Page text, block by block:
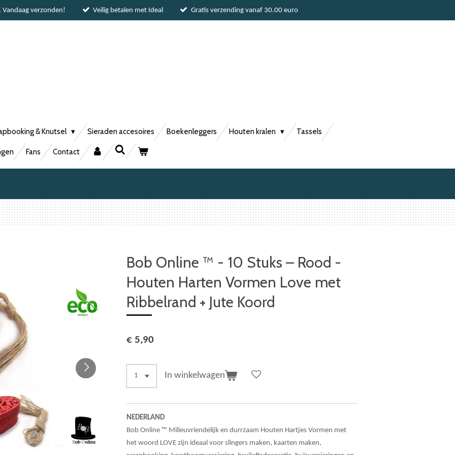
verzonden! Veilig betalen met Ideal Gratis verzending vanaf 30.00 euro
& Knutsel Sieraden accesoires Boekenleggers Houten kralen Tassels
Fans Contact
Bob Online ™ - 10 Stuks – Rood -
Houten Harten Vormen Love met
Ribbelrand + Jute Koord
€ 5,90
In winkelwagen
NEDERLAND
Bob Online ™ Milieuvriendelijk en durrzaam Houten Hartjes Vormen met
het woord LOVE zijn ideaal voor slingers maken, kaarten maken,